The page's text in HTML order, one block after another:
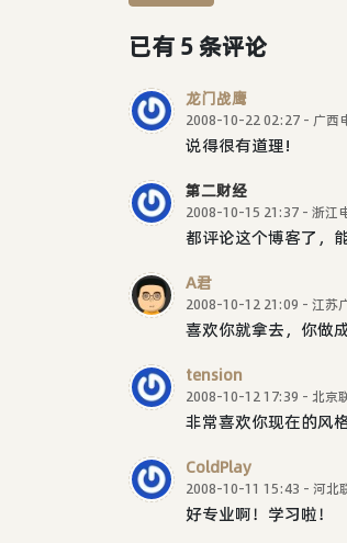
已有 5 条评论
龙门战鹰
2008-10-22 02:27 - 广西
说得很有道理!
第二财经
2008-10-15 21:37 - 浙江
都评论这个博客了，
A君
2008-10-12 21:09 - 江苏
喜欢你就拿去，你做
tension
2008-10-12 17:39 - 北京
非常喜欢你现在的风
ColdPlay
2008-10-11 15:43 - 河北
好专业啊！学习啦！